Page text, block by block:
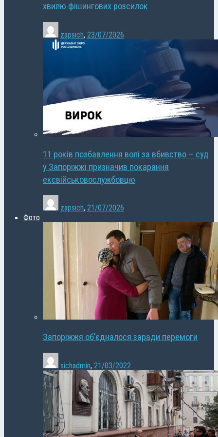
хвилю фішингових розсилок
zapsich, 23/07/2026
11 років позбавлення волі за вбивство – суд
у Запоріжжі призначив покарання
ексвійськовослужбовцю
zapsich, 21/07/2026
Фото
Запоріжжя об’єдналося заради перемоги
sichadmin, 21/03/2022